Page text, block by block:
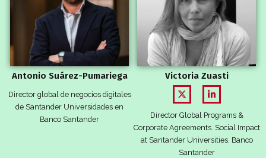
Antonio Suárez-Pumariega
Director global de negocios digitales
de Santander Universidades en
Banco Santander
Victoria Zuasti
Director Global Programs &
Corporate Agreements. Social Impact
at Santander Universities. Banco
Santander